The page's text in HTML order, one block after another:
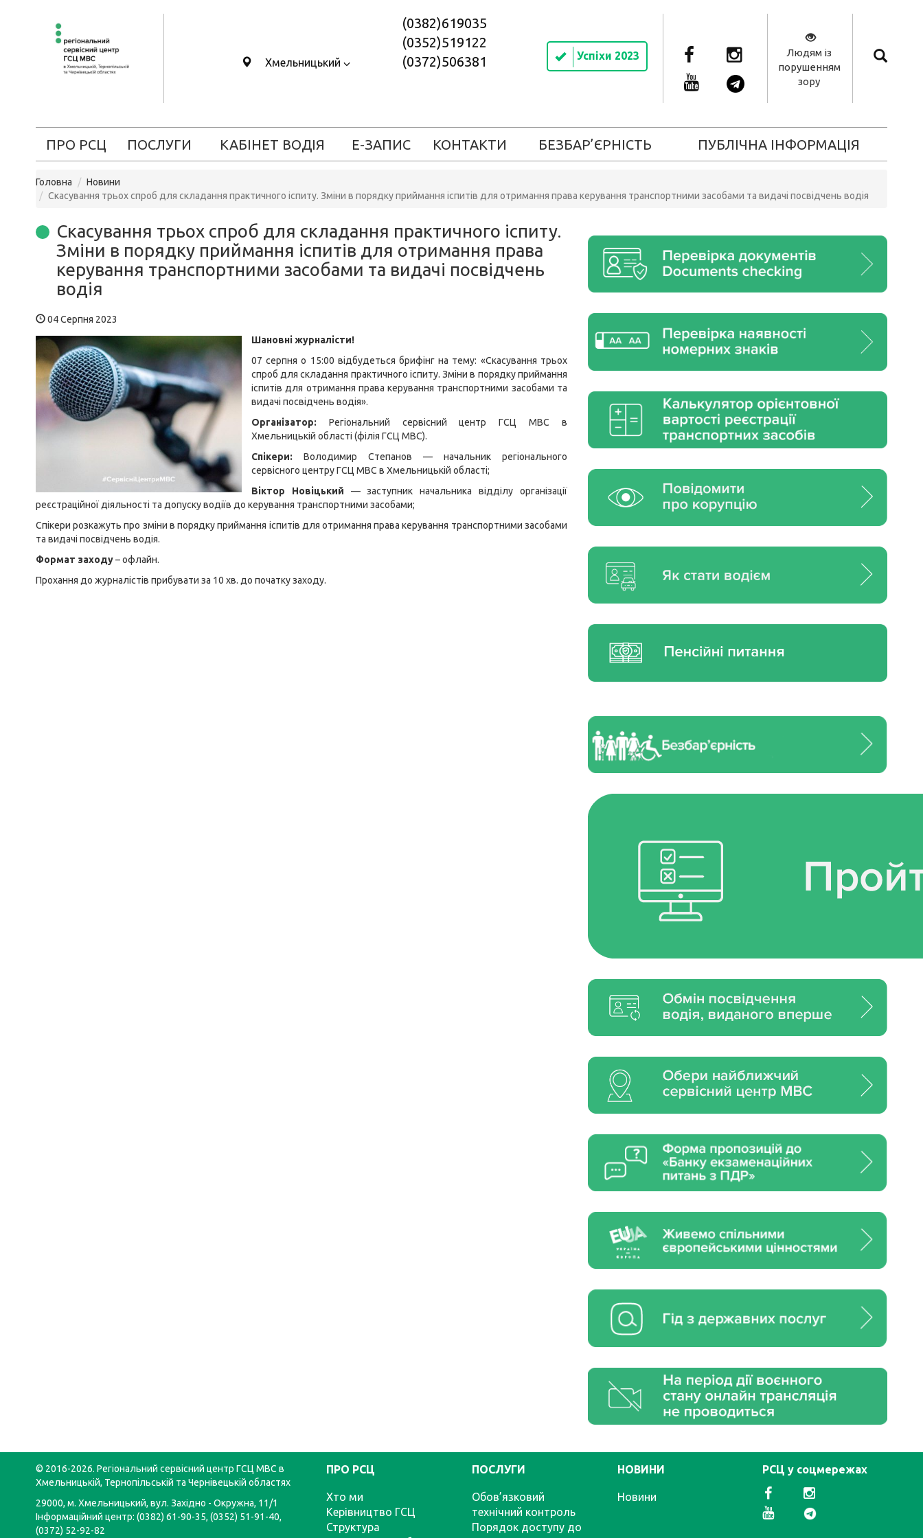
Хмельницький
(0382)619035
(0352)519122
(0372)506381
Успіхи 2023
Людям із
порушенням
зору
ПРО РСЦ ПОСЛУГИ КАБІНЕТ ВОДІЯ Е-ЗАПИС КОНТАКТИ БЕЗБАР’ЄРНІСТЬ ПУБЛІЧНА ІНФОРМАЦІЯ
Головна
Новини
Скасування трьох спроб для складання практичного іспиту. Зміни в порядку приймання іспитів для отримання права керування транспортними засобами та видачі посвідчень водія
Скасування трьох спроб для складання практичного іспиту.
Зміни в порядку приймання іспитів для отримання права
керування транспортними засобами та видачі посвідчень
водія
04 Серпня 2023
Шановні журналісти!
07 серпня о 15:00 відбудеться брифінг на тему: «Скасування трьох
спроб для складання практичного іспиту. Зміни в порядку приймання
іспитів для отримання права керування транспортними засобами та
видачі посвідчень водія».
Організатор: Регіональний сервісний центр ГСЦ МВС в
Хмельницькій області (філія ГСЦ МВС).
Спікери: Володимир Степанов — начальник регіонального
сервісного центру ГСЦ МВС в Хмельницькій області;
Віктор Новіцький — заступник начальника відділу організації
реєстраційної діяльності та допуску водіїв до керування транспортними засобами;
Спікери розкажуть про зміни в порядку приймання іспитів для отримання права керування транспортними засобами
та видачі посвідчень водія.
Формат заходу– офлайн.
Прохання до журналістів прибувати за 10 хв. до початку заходу.
© 2016-2026. Регіональний сервісний центр ГСЦ МВС в
Хмельницькій, Тернопільській та Чернівецькій областях
29000, м. Хмельницький, вул. Західно - Окружна, 11/1
Інформаційний центр: (0382) 61-90-35, (0352) 51-91-40,
(0372) 52-92-82
ПРО РСЦ
Хто ми
Керівництво ГСЦ
Структура
ПОСЛУГИ
Обов’язковий
технічний контроль
Порядок доступу до
НОВИНИ
Новини
РСЦ у соцмережах